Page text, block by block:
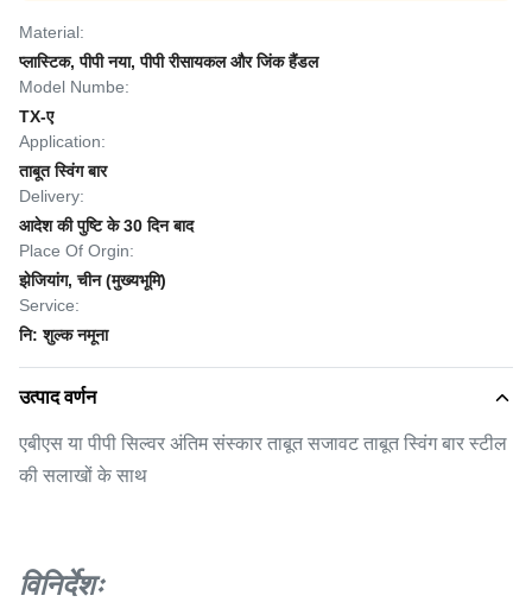
Material:
प्लास्टिक, पीपी नया, पीपी रीसायकल और जिंक हैंडल
Model Numbe:
TX-ए
Application:
ताबूत स्विंग बार
Delivery:
आदेश की पुष्टि के 30 दिन बाद
Place Of Orgin:
झेजियांग, चीन (मुख्यभूमि)
Service:
नि: शुल्क नमूना
उत्पाद वर्णन
एबीएस या पीपी सिल्वर अंतिम संस्कार ताबूत सजावट ताबूत स्विंग बार स्टील
की सलाखों के साथ
विनिर्देशः